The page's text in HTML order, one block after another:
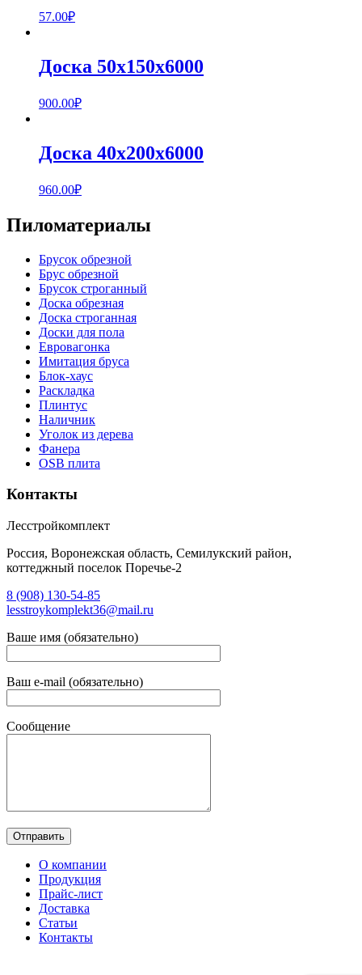
57.00₽
Доска 50х150х6000
900.00₽
Доска 40х200х6000
960.00₽
Пиломатериалы
Брусок обрезной
Брус обрезной
Брусок строганный
Доска обрезная
Доска строганная
Доски для пола
Евровагонка
Имитация бруса
Блок-хаус
Раскладка
Плинтус
Наличник
Уголок из дерева
Фанера
OSB плита
Контакты
Лесстройкомплект
Россия, Воронежская область, Семилукский район,
коттеджный поселок Поречье-2
8 (908) 130-54-85
lesstroykomplekt36@mail.ru
Ваше имя (обязательно)
Ваш e-mail (обязательно)
Сообщение
О компании
Продукция
Прайс-лист
Доставка
Статьи
Контакты